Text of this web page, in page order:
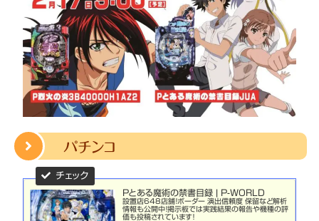
パチンコ
Pとある魔術の禁書目録 | P-WORLD
設置店648店舗！ボーダー 演出信頼度 保留など解析
情報も公開中！掲示板では実践結果の報告や機種の評
価も投稿されています！